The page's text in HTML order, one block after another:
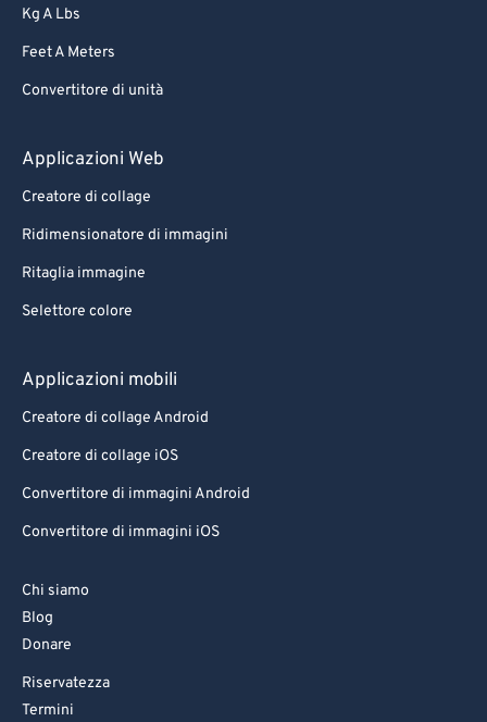
Kg A Lbs
Feet A Meters
Convertitore di unità
Applicazioni Web
Creatore di collage
Ridimensionatore di immagini
Ritaglia immagine
Selettore colore
Applicazioni mobili
Creatore di collage Android
Creatore di collage iOS
Convertitore di immagini Android
Convertitore di immagini iOS
Chi siamo
Blog
Donare
Riservatezza
Termini